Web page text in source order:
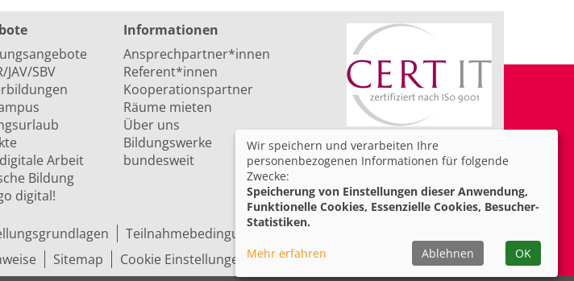
JAV/SBV
Arbeit
Bildung
digital!
Informationen
Ansprechpartner*innen
Referent*innen
Kooperationspartner
Räume mieten
Über uns
Bildungswerke
bundesweit
Teilnahmebedingungen
Sitemap Cookie Einstellungen
Wir speichern und verarbeiten Ihre
personenbezogenen Informationen für folgende
Zwecke:
Speicherung von Einstellungen dieser Anwendung,
Funktionelle Cookies, Essenzielle Cookies, Besucher-
Statistiken.
Mehr erfahren Ablehnen OK